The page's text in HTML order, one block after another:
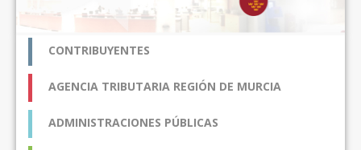
CONTRIBUYENTES
AGENCIA TRIBUTARIA REGIÓN DE MURCIA
ADMINISTRACIONES PÚBLICAS